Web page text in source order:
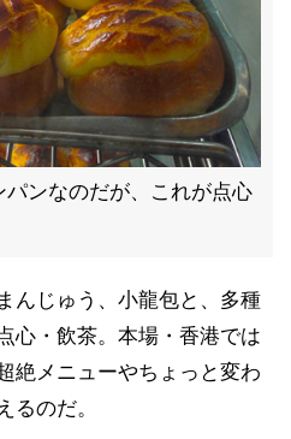
ンなのだが、これが点心
んじゅう、小龍包と、多種
心・飲茶。本場・香港では
絶メニューやちょっと変わ
るのだ。